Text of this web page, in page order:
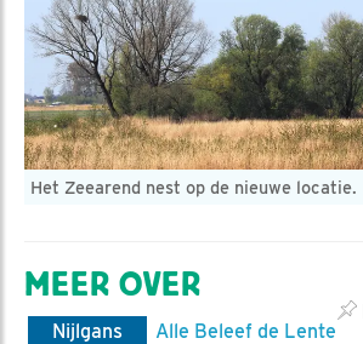
Het Zeearend nest op de nieuwe locatie.
MEER OVER
Nijlgans
Alle Beleef de Lente